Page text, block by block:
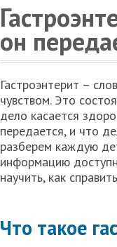
он
Гастроэнтерит –
чувством. Это
дело касается
передается, и что
разберем каждую
информацию
научить, как
Что такое